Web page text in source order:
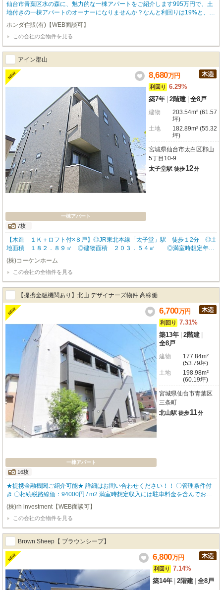
仙台市青葉区水の森に、魅力的な一棟アパートをご紹介します995万円で、土
地付きの一棟アパートのオーナーになりませんか？なんと利回りは19%と、大
変魅力的な投資物件です。現在「一部賃貸中」ですので、ご購入後すぐに家賃
収入の一部が見込めるのが嬉しいポイントですね。間取りは1Kが2戸、2DKが
2戸の計4戸。多様な入居者様のニーズに応えられる設計です。建物は木造2階
建てで、南向きの明るい住まい。全戸バス・トイレ別で、快適な生活をサポー
トします。敷地内には駐車場が3台分（月無料）ございます。周辺には徒歩3分
の「すき家」さん、徒歩6分の「COOP MIYAGI」さん、徒歩9分の「ファミリ
ーマート」さんがあり、日々のお買い物やお食事にも困りません。幼稚園も近
く、子育て世代にも安心の環境です。安定した収益と快適な住環境を兼ね備え
た、このアパートで新たな一歩を踏み出しませんか？
ホンダ住販(有)【WEB面談可】
この会社の全物件を見る
アイン郡山
NEW
一棟アパート
7枚
8,680万円
利回り
6.29%
築7年 2階建 全8戸
建物
203.54m² (61.57
坪)
土地
182.89m² (55.32
坪)
宮城県仙台市太白区郡山
5丁目10-9
太子堂駅 徒歩12分
【木造 １Ｋ＋ロフト付×８戸】◎JR東北本線「太子堂」駅 徒歩１2分 ◎土
地面積 １８２．８９㎡ ◎建物面積 ２０３．５４㎡ ◎満室時想定年間
収入 ５，４６７，２００円◎満室時表面り ６．２９％◎施工会社 株式会
社アイケンジャパン◎設備：B・T別、追焚機能、収納スペース、室内洗濯機置
場、給湯、プロパンガス、複層ガラス、エアコン、インターネット対応、オー
トロック、宅配BOX◎ご案内致します！お気軽にお問合せお待ちしておりま
す。☆★弊社は多数の投資用不動産の取扱をしております。銀行のご紹介、物
件管理、賃貸入居者募集も賃貸専門のスタッフがお客様の物件の入居者募集を
お手伝いさせて頂きます。ご購入後も安心のサポート体制です♪
(株)コーケンホーム
この会社の全物件を見る
【提携金融機関あり】北山 デザイナーズ物件 高稼働
NEW
一棟アパート
16枚
6,700万円
利回り
7.31%
築13年 2階建
全8戸
建物
177.84m²
(53.79坪)
土地
198.98m²
(60.19坪)
宮城県仙台市青葉区
三条町
北山駅 徒歩11分
★提携金融機関ご紹介可能★ 詳細はお問い合わせください！！ 〇管理条件付
き 〇相続税路線価：94000円 / m2 満室時想定収入には駐車料金を含んでおり
ます。 入居者に人気な設備を数多く設置しているので、入居率も高く どなた
にも気に入って頂ける物件となっております。 ▼物件仕様▼ ・ロフト ・バス
トイレ別 ・追い炊き機能 ・独立洗面台 ・TVモニタ付きインターホン ・宅配
ボックス 【robothomeグループ】 ・東証上場企業グループ会社 ・仕入、設
計、施工、販売、管理、ワンストップ ・金融機関のご相談も承ります。
(株)rh investment【WEB面談可】
この会社の全物件を見る
Brown Sheep【 ブラウンシープ】
NEW 6,800万円
利回り
7.14%
築14年 2階建 全8戸